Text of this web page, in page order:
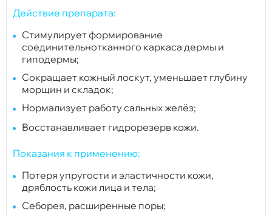
Действие препарата:
Стимулирует формирование
соединительнотканного каркаса дермы и
гиподермы;
Сокращает кожный лоскут, уменьшает глубину
морщин и складок;
Нормализует работу сальных желёз;
Восстанавливает гидрорезерв кожи.
Показания к применению:
Потеря упругости и эластичности кожи,
дряблость кожи лица и тела;
Себорея, расширенные поры;